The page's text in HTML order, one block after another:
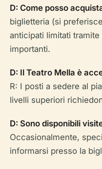
D: Come posso
biglietteria (si
anticipati limitati
importanti.
D: Il Teatro Mella è
R: I posti a sedere al
livelli superiori
D: Sono disponibili
Occasionalmente,
informarsi presso la